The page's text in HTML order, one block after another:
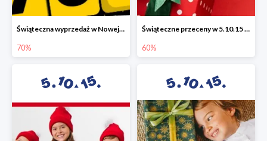
Świąteczna wyprzedaż w Nowej Erze - National Geographic Learning -70%
70%
Świąteczne przeceny w 5.10.15 - wszystkie ubrania -60%
60%